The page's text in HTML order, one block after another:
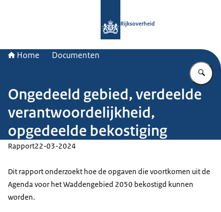
Rijksoverheid
Home Documenten
Ongedeeld gebied, verdeelde
verantwoordelijkheid,
opgedeelde bekostiging
Rapport22-03-2024
Dit rapport onderzoekt hoe de opgaven die voortkomen uit de
Agenda voor het Waddengebied 2050 bekostigd kunnen
worden.